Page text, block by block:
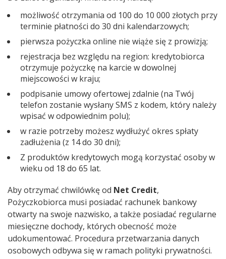
możliwość otrzymania od 100 do 10 000 złotych przy
terminie płatności do 30 dni kalendarzowych;
pierwsza pożyczka online nie wiąże się z prowizją;
rejestracja bez względu na region: kredytobiorca
otrzymuje pożyczkę na karcie w dowolnej
miejscowości w kraju;
podpisanie umowy ofertowej zdalnie (na Twój
telefon zostanie wysłany SMS z kodem, który należy
wpisać w odpowiednim polu);
w razie potrzeby możesz wydłużyć okres spłaty
zadłużenia (z 14 do 30 dni);
Z produktów kredytowych mogą korzystać osoby w
wieku od 18 do 65 lat.
Aby otrzymać chwilówkę od Net Credit,
Pożyczkobiorca musi posiadać rachunek bankowy
otwarty na swoje nazwisko, a także posiadać regularne
miesięczne dochody, których obecność może
udokumentować. Procedura przetwarzania danych
osobowych odbywa się w ramach polityki prywatności.